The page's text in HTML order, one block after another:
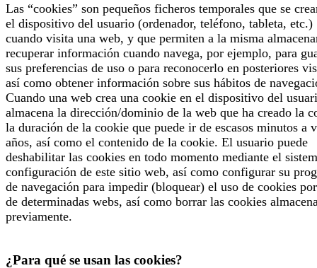
Las “cookies” son pequeños ficheros temporales que se
el dispositivo del usuario (ordenador, teléfono, tableta, etc.)
cuando visita una web, y que permiten a la misma
recuperar información cuando navega, por ejemplo, para
sus preferencias de uso o para reconocerlo en posteriores
así como obtener información sobre sus hábitos de
Cuando una web crea una cookie en el dispositivo del
almacena la dirección/dominio de la web que ha creado la
la duración de la cookie que puede ir de escasos minutos a
años, así como el contenido de la cookie. El usuario puede
deshabilitar las cookies en todo momento mediante el
configuración de este sitio web, así como configurar su
de navegación para impedir (bloquear) el uso de cookies
de determinadas webs, así como borrar las cookies
previamente.
¿Para qué se usan las cookies?